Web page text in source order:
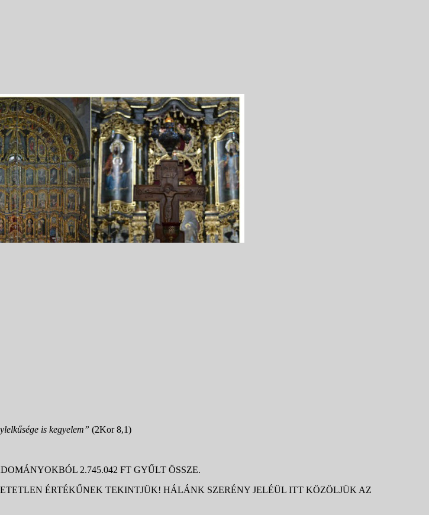
is kegyelem” (2Kor 8,1)
2.745.042 FT GYŰLT ÖSSZE.
ÉRTÉKŰNEK TEKINTJÜK! HÁLÁNK SZERÉNY JELÉÜL ITT KÖZÖLJÜK AZ